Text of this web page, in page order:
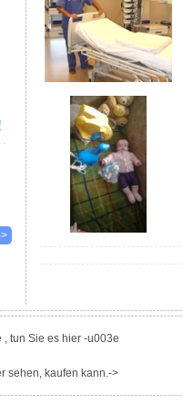
tun Sie es hier -u003e
sehen, kaufen kann.->